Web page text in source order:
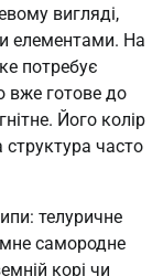
вигляді,
елементами. На
потребує
вже готове до
Його колір
часто
телуричне
самородне
корі чи